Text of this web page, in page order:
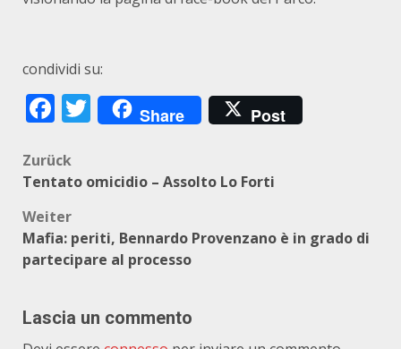
condividi su:
Facebook
Twitter
Share Post
Beitragsnavigation
Zurück
Tentato omicidio – Assolto Lo Forti
Weiter
Mafia: periti, Bennardo Provenzano è in grado di
partecipare al processo
Lascia un commento